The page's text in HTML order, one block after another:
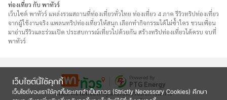
เว็บไซต์นี้ใช้คุกกี้
เว็บไซต์ของเราใช้คุกกี้ประเภทจำเป็นถาวร (Strictly Necessary Cookies) ศึกษา
ท่องเที่ยว กับ พาทัวร์
เว็บไซต์ พาทัวร์ แหล่งรวมสถานที่ท่องเที่ยวทั่วไทย ท่องเที่ยว 4 ภาค รีวิวทริปท่องเที่ยว
จากผู้ใช้งานจริง แพลนทริปท่องเที่ยวให้สนุก เลือกทำกิจกรรมได้ไม่ซ้ำใคร ชวนเพื่อน
มาอ่านรีวิวและร่วมเปิด ประสบการณ์เที่ยวไปด้วยกัน สร้างทริปท่องเที่ยวได้ครบ จบที่
พาทัวร์
Powered By
PTG Energy
แพลตฟอร์มที่จะพาคุณไปเปิดประสบการณ์การ